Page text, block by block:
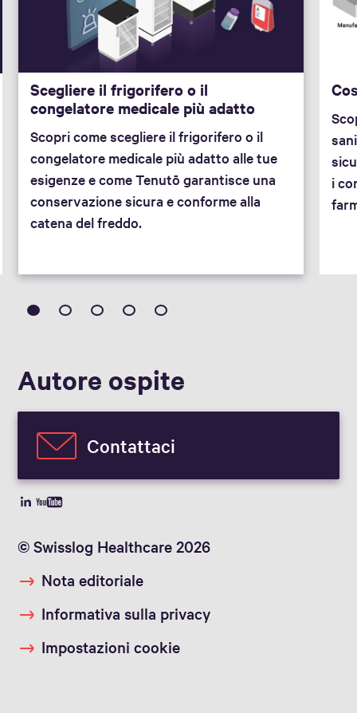
Scegliere il frigorifero o il
congelatore medicale più adatto
Scopri come scegliere il frigorifero o il
congelatore medicale più adatto alle tue
esigenze e come Tenutō garantisce una
conservazione sicura e conforme alla
catena del freddo.
i
Autore ospite
Contattaci
© Swisslog Healthcare 2026
Nota editoriale
Informativa sulla privacy
Impostazioni cookie